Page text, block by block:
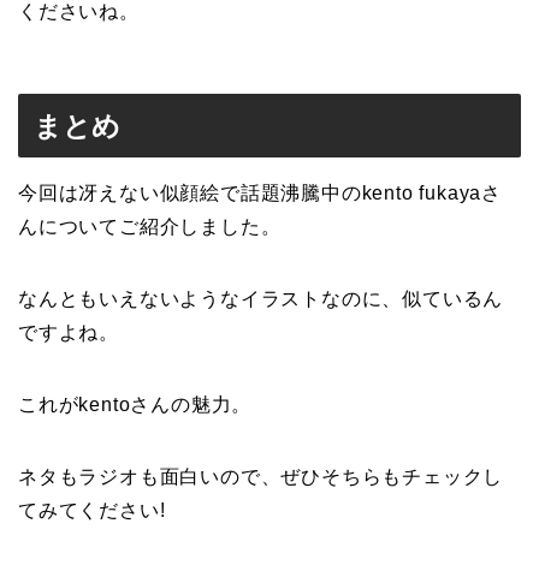
くださいね。
まとめ
今回は冴えない似顔絵で話題沸騰中のkento fukayaさ
んについてご紹介しました。
なんともいえないようなイラストなのに、似ているん
ですよね。
これがkentoさんの魅力。
ネタもラジオも面白いので、ぜひそちらもチェックし
てみてください!